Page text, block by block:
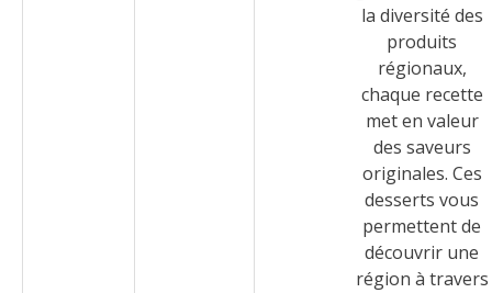
la diversité des
produits
régionaux,
chaque recette
met en valeur
des saveurs
originales. Ces
desserts vous
permettent de
découvrir une
région à travers